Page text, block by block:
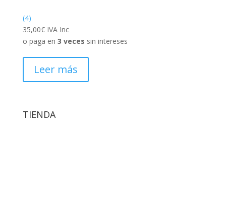
(4)
35,00€ IVA Inc
o paga en 3 veces sin intereses
Leer más
TIENDA